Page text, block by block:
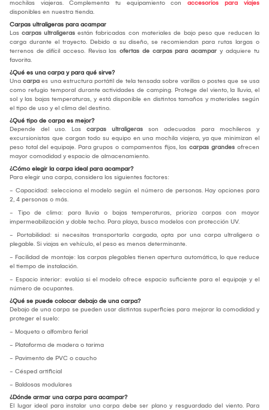
mochilas viajeras. Complementa tu equipamiento con accesorios para viajes
disponibles en nuestra tienda.
Carpas ultraligeras para acampar
Las carpas ultraligeras están fabricadas con materiales de bajo peso que reducen la
carga durante el trayecto. Debido a su diseño, se recomiendan para rutas largas o
terrenos de difícil acceso. Revisa las ofertas de carpas para acampar y adquiere tu
favorita.
¿Qué es una carpa y para qué sirve?
Una carpa es una estructura portátil de tela tensada sobre varillas o postes que se usa
como refugio temporal durante actividades de camping. Protege del viento, la lluvia, el
sol y las bajas temperaturas, y está disponible en distintos tamaños y materiales según
el tipo de uso y el clima del destino.
¿Qué tipo de carpa es mejor?
Depende del uso. Las carpas ultraligeras son adecuadas para mochileros y
excursionistas que cargan todo su equipo en una mochila viajera, ya que minimizan el
peso total del equipaje. Para grupos o campamentos fijos, las carpas grandes ofrecen
mayor comodidad y espacio de almacenamiento.
¿Cómo elegir la carpa ideal para acampar?
Para elegir una carpa, considera los siguientes factores:
- Capacidad: selecciona el modelo según el número de personas. Hay opciones para
2, 4 personas o más.
- Tipo de clima: para lluvia o bajas temperaturas, prioriza carpas con mayor
impermeabilización y doble techo. Para playa, busca modelos con protección UV.
- Portabilidad: si necesitas transportarla cargada, opta por una carpa ultraligera o
plegable. Si viajas en vehículo, el peso es menos determinante.
- Facilidad de montaje: las carpas plegables tienen apertura automática, lo que reduce
el tiempo de instalación.
- Espacio interior: evalúa si el modelo ofrece espacio suficiente para el equipaje y el
número de ocupantes.
¿Qué se puede colocar debajo de una carpa?
Debajo de una carpa se pueden usar distintas superficies para mejorar la comodidad y
proteger el suelo:
- Moqueta o alfombra ferial
- Plataforma de madera o tarima
- Pavimento de PVC o caucho
- Césped artificial
- Baldosas modulares
¿Dónde armar una carpa para acampar?
El lugar ideal para instalar una carpa debe ser plano y resguardado del viento. Para